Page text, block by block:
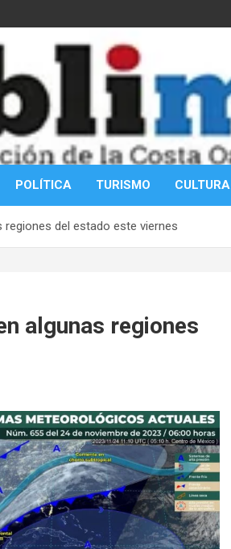
POLÍTICA TURISMO CULTURA
del estado este viernes
algunas regiones